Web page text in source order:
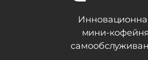
мини-кофейня